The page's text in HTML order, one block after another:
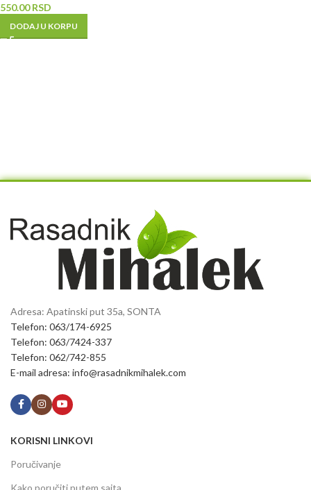
550.00RSD
DODAJ U KORPU
Adresa: Apatinski put 35a, SONTA
Telefon: 063/174-6925
Telefon: 063/7424-337
Telefon: 062/742-855
E-mail adresa: info@rasadnikmihalek.com
KORISNI LINKOVI
Poručivanje
Kako poručiti putem sajta